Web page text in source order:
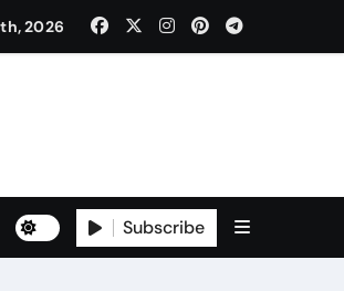
Pledge
2026
Subscribe